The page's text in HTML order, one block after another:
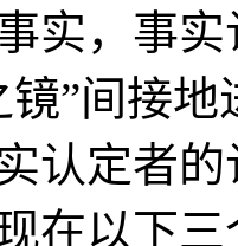
，事实
镜”间接
认定者
在以下